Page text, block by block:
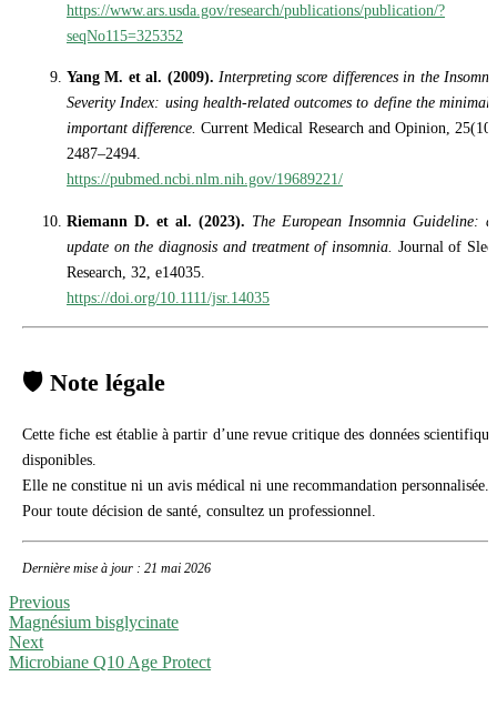
https://www.ars.usda.gov/research/publications/publication/?
seqNo115=325352
Yang M. et al. (2009). Interpreting score differences in the
Severity Index: using health-related outcomes to define the
important difference. Current Medical Research and Opinion,
2487–2494.
https://pubmed.ncbi.nlm.nih.gov/19689221/
Riemann D. et al. (2023). The European Insomnia Guideline:
update on the diagnosis and treatment of insomnia. Journal of
Research, 32, e14035.
https://doi.org/10.1111/jsr.14035
🛡️ Note légale
Cette fiche est établie à partir d’une revue critique des données
disponibles.
Elle ne constitue ni un avis médical ni une recommandation personnalisée.
Pour toute décision de santé, consultez un professionnel.
Dernière mise à jour : 21 mai 2026
Previous
Magnésium bisglycinate
Next
Microbiane Q10 Age Protect